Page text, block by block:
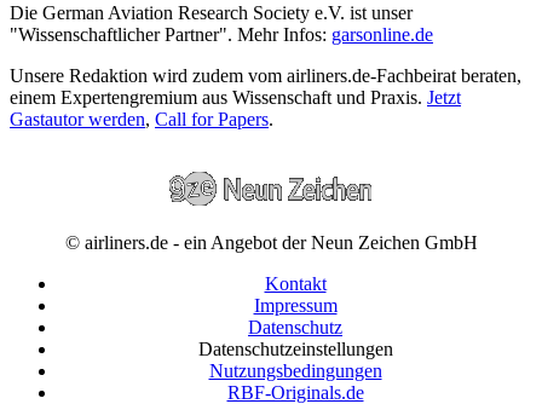
Die German Aviation Research Society e.V. ist unser
"Wissenschaftlicher Partner". Mehr Infos: garsonline.de
Unsere Redaktion wird zudem vom airliners.de-Fachbeirat beraten,
einem Expertengremium aus Wissenschaft und Praxis. Jetzt
Gastautor werden, Call for Papers.
© airliners.de - ein Angebot der Neun Zeichen GmbH
Kontakt
Impressum
Datenschutz
Datenschutzeinstellungen
Nutzungsbedingungen
RBF-Originals.de